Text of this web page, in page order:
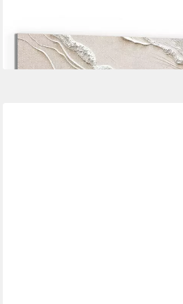
-15%
lieferbar in 10 Wochen